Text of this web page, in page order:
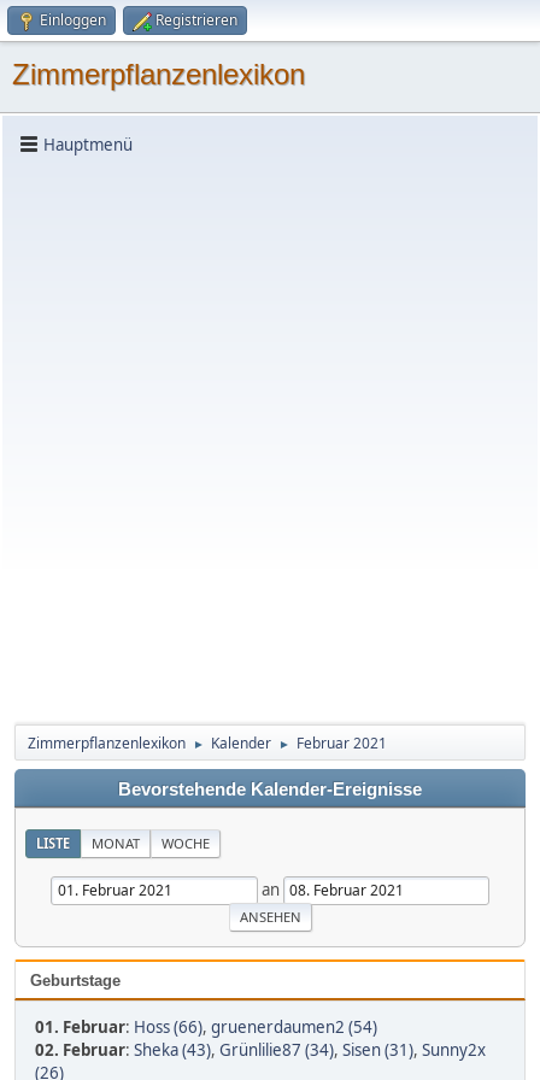
Einloggen Registrieren
Zimmerpflanzenlexikon
Hauptmenü
Zimmerpflanzenlexikon ► Kalender ► Februar 2021
Bevorstehende Kalender-Ereignisse
LISTE MONAT WOCHE
an
Geburtstage
01. Februar: Hoss (66), gruenerdaumen2 (54)
02. Februar: Sheka (43), Grünlilie87 (34), Sisen (31), Sunny2x
(26)